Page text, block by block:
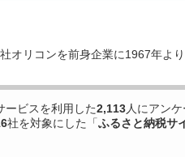
オリコンを前身企業に1967年よ
ービスを利用した2,113人にアンケ
社を対象にした「ふるさと納税サ